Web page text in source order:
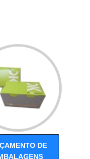
DE